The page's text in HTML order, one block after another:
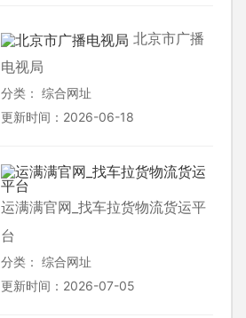
北京市广播
电视局
分类： 综合网址
更新时间：2026-06-18
运满满官网_找车拉货物流货运平
台
分类： 综合网址
更新时间：2026-07-05